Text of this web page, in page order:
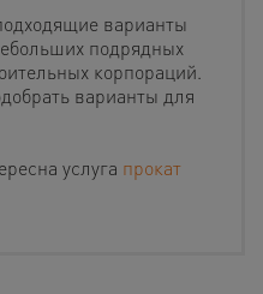
варианты
подрядных
корпораций.
варианты для
услуга прокат